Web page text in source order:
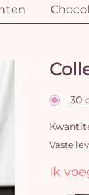
30
Vaste
Ik